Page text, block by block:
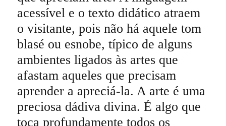
acessível e o texto didático atraem
o visitante, pois não há aquele tom
blasé ou esnobe, típico de alguns
ambientes ligados às artes que
afastam aqueles que precisam
aprender a apreciá-la. A arte é uma
preciosa dádiva divina. É algo que
toca profundamente todos os